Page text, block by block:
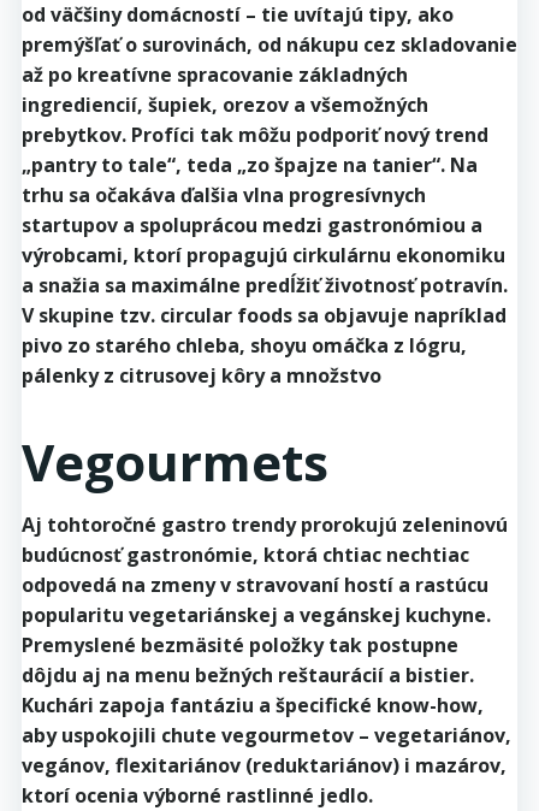
od väčšiny domácností – tie uvítajú tipy, ako
premýšľať o surovinách, od nákupu cez skladovanie
až po kreatívne spracovanie základných
ingrediencií, šupiek, orezov a všemožných
prebytkov. Profíci tak môžu podporiť nový trend
„pantry to tale“, teda „zo špajze na tanier“. Na
trhu sa očakáva ďalšia vlna progresívnych
startupov a spoluprácou medzi gastronómiou a
výrobcami, ktorí propagujú cirkulárnu ekonomiku
a snažia sa maximálne predĺžiť životnosť potravín.
V skupine tzv. circular foods sa objavuje napríklad
pivo zo starého chleba, shoyu omáčka z lógru,
pálenky z citrusovej kôry a množstvo
Vegourmets
Aj tohtoročné gastro trendy prorokujú zeleninovú
budúcnosť gastronómie, ktorá chtiac nechtiac
odpovedá na zmeny v stravovaní hostí a rastúcu
popularitu vegetariánskej a vegánskej kuchyne.
Premyslené bezmäsité položky tak postupne
dôjdu aj na menu bežných reštaurácií a bistier.
Kuchári zapoja fantáziu a špecifické know-how,
aby uspokojili chute vegourmetov – vegetariánov,
vegánov, flexitariánov (reduktariánov) i mazárov,
ktorí ocenia výborné rastlinné jedlo.